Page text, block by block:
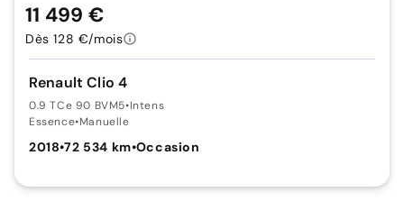
Renault Clio 4
0.9 TCe 90 BVM5•Intens
Essence•Manuelle
2018•72 534 km•Occasion
11 499 €
Dès 128 €/mois